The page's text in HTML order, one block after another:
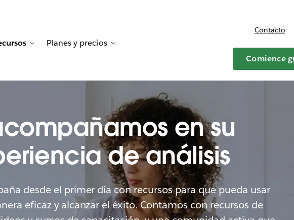
for Historias de clientes
sub-navigation for Soluciones
Toggle sub-navigation for Recursos
Planes y precios
Toggle sub-navigation for Planes y precios
Contacto
Comience
en su
de análisis
desde el primer día con recursos para que pueda usar
eficaz y alcanzar el éxito. Contamos con recursos de